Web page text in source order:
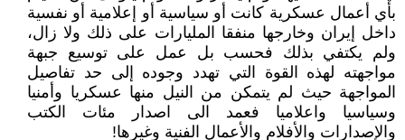
بأي أعمال عسكرية كانت أو سياسية أو إعلامية أو نفسية
داخل إيران وخارجها منفقا المليارات على ذلك ولا زال،
ولم يكتفي بذلك فحسب بل عمل على توسيع جبهة
مواجهته لهذه القوة التي تهدد وجوده إلى حد تفاصيل
المواجهة حيث لم يتمكن من النيل منها عسكريا وأمنيا
وسياسيا واعلاميا فعمد الى اصدار مئات الكتب
والإصدارات والأفلام والأعمال الفنية وغيرها!